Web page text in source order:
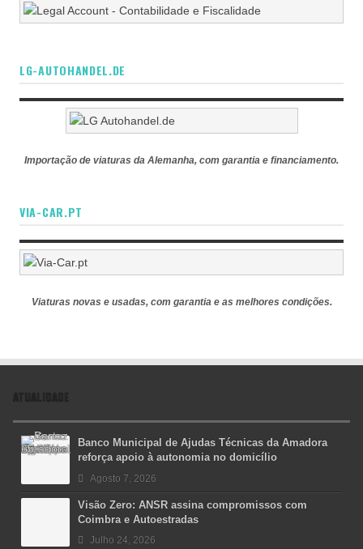
LG-AUTOHANDEL.DE
Importação de viaturas da Alemanha, com garantia e financiamento.
VIA-CAR.PT
Viaturas novas e usadas, com garantia e as melhores condições.
ATUALIDADE
Banco Municipal de Ajudas Técnicas da Amadora
reforça apoio à autonomia no domicílio
Agosto 7, 2026
Visão Zero: ANSR assina compromissos com
Coimbra e Autoestradas
Julho 24, 2026